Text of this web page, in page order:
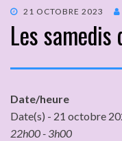
21 OCTOBRE 2023
Les
Date/heure
Date(s) - 21 octobre
22h00 - 3h00